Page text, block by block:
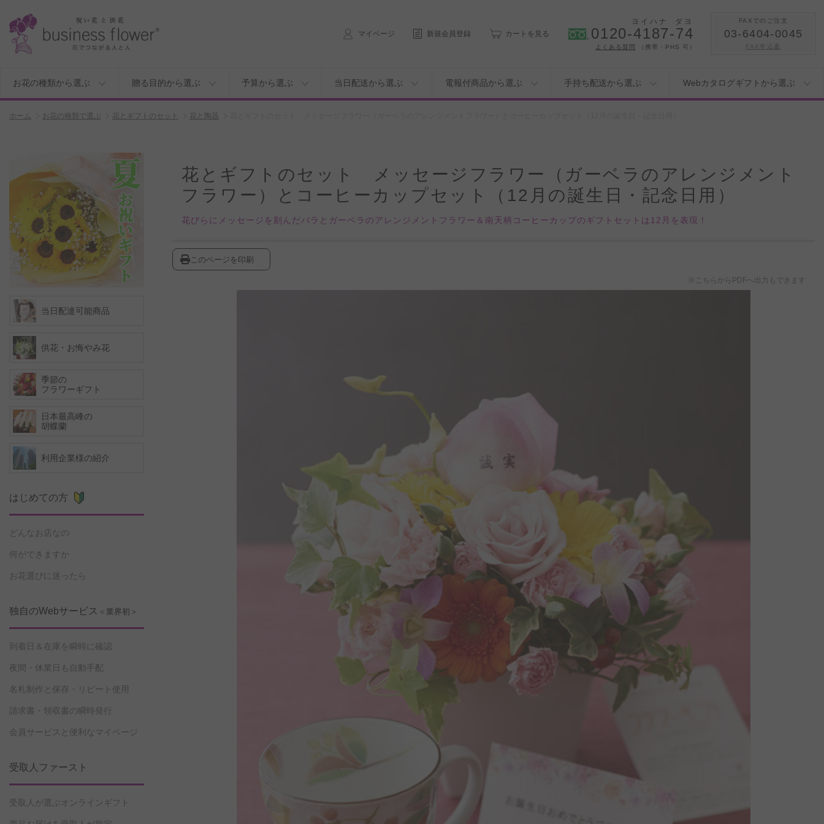
マイページ 新規会員登録 カートを見る
ヨイハナ ダヨ
0120-4187-74
よくある質問 （携帯・PHS 可）
FAXでのご注文
03-6404-0045
FAX申込書
お花の種類から選ぶ 贈る目的から選ぶ 予算から選ぶ 当日配送から選ぶ 電報付商品から選ぶ 手持ち配送から選ぶ Webカタログギフトから選ぶ
ホーム お花の種類で選ぶ 花とギフトのセット 花と陶器
花とギフトのセット メッセージフラワー（ガーベラのアレンジメント
フラワー）とコーヒーカップセット（12月の誕生日・記念日用）
花びらにメッセージを刻んだバラとガーベラのアレンジメントフラワー＆南天柄コーヒーカップのギフトセットは12月を表現！
このページを印刷
※こちらからPDFへ出力もできます
当日配達可能商品
供花・お悔やみ花
季節の
フラワーギフト
日本最高峰の
胡蝶蘭
利用企業様の紹介
はじめての方
どんなお店なの
何ができますか
お花選びに迷ったら
独自のWebサービス ＜業界初＞
到着日＆在庫を瞬時に確認
夜間・休業日も自動手配
名札制作と保存・リピート使用
請求書・領収書の瞬時発行
会員サービスと便利なマイページ
受取人ファースト
受取人が選ぶオンラインギフト